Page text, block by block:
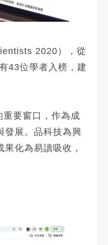
2020），從
43位學者入榜，建
重要窗口，作為成
發展。品科技為興
化為易讀吸收，